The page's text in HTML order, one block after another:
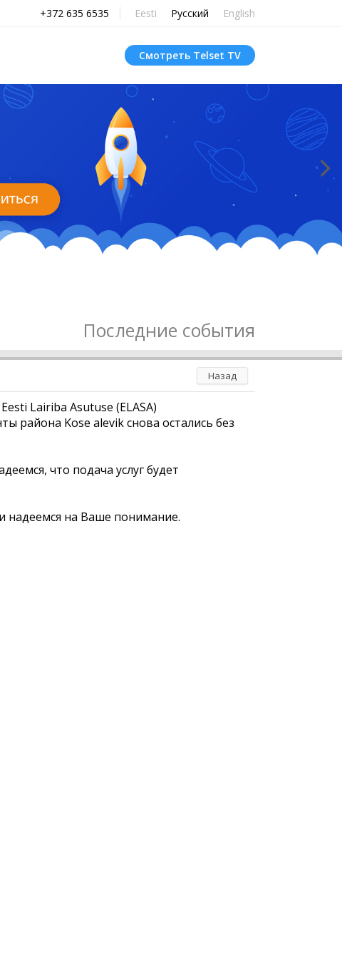
+372 635 6535 Eesti Русский English
Смотреть Telset TV
Последние события
Назад
Lairiba Asutuse (ELASA)
района Kose alevik снова остались без
что подача услуг будет
надеемся на Ваше понимание.